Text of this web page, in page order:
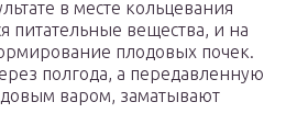
в месте кольцевания
питательные вещества, и на
плодовых почек.
полгода, а передавленную
варом, заматывают